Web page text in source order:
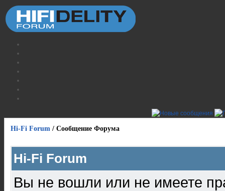
Hi-Fi Forum / Сообщение Форума
Hi-Fi Forum
Вы не вошли или не имеете